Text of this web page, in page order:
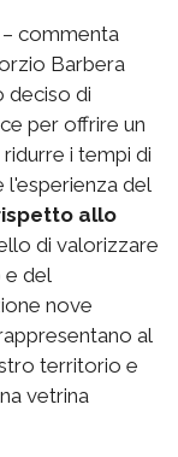
commenta
Barbera
deciso di
per offrire un
i tempi di
l'esperienza del
allo
di valorizzare
e del
nove
al
territorio e
vetrina